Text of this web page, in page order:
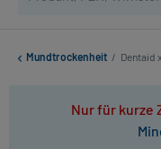
Mundtrockenheit / Dentaid
Nur für kurze